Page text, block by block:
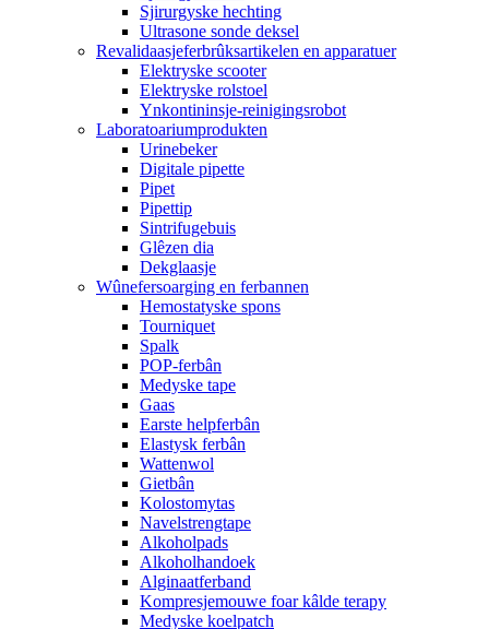
Sjirurgyske hechting
Ultrasone sonde deksel
Revalidaasjeferbrûksartikelen en apparatuer
Elektryske scooter
Elektryske rolstoel
Ynkontininsje-reinigingsrobot
Laboratoariumprodukten
Urinebeker
Digitale pipette
Pipet
Pipettip
Sintrifugebuis
Glêzen dia
Dekglaasje
Wûnefersoarging en ferbannen
Hemostatyske spons
Tourniquet
Spalk
POP-ferbân
Medyske tape
Gaas
Earste helpferbân
Elastysk ferbân
Wattenwol
Gietbân
Kolostomytas
Navelstrengtape
Alkoholpads
Alkoholhandoek
Alginaatferband
Kompresjemouwe foar kâlde terapy
Medyske koelpatch